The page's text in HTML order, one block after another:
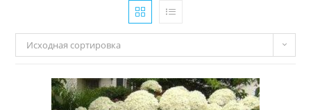
Исходная сортировка